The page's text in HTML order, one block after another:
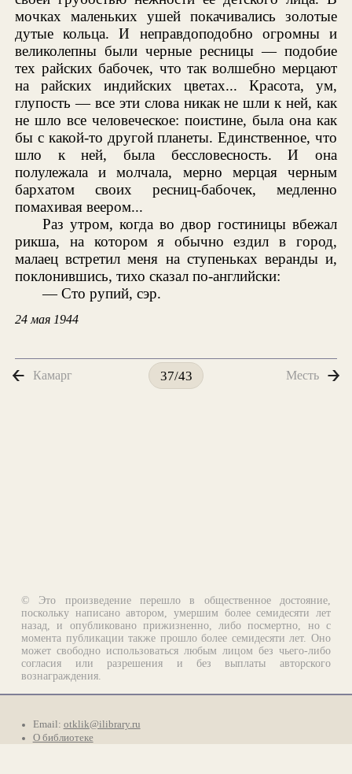
мочках маленьких ушей покачивались золотые
дутые кольца. И неправдоподобно огромны и
великолепны были черные ресницы — подобие
тех райских бабочек, что так волшебно мерцают
на райских индийских цветах... Красота, ум,
глупость — все эти слова никак не шли к ней, как
не шло все человеческое: поистине, была она как
бы с какой-то другой планеты. Единственное, что
шло к ней, была бессловесность. И она
полулежала и молчала, мерно мерцая черным
бархатом своих ресниц-бабочек, медленно
помахивая веером...
Раз утром, когда во двор гостиницы вбежал
рикша, на котором я обычно ездил в город,
малаец встретил меня на ступеньках веранды и,
поклонившись, тихо сказал по-английски:
— Сто рупий, сэр.
24 мая 1944
Камарг 37/43 Месть
© Это произведение перешло в общественное достояние,
поскольку написано автором, умершим более семидесяти лет
назад, и опубликовано прижизненно, либо посмертно, но с
момента публикации также прошло более семидесяти лет. Оно
может свободно использоваться любым лицом без чьего-либо
согласия или разрешения и без выплаты авторского
вознаграждения.
Email: otklik@ilibrary.ru
О библиотеке